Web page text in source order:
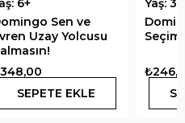
Sen ve
Uzay Yolcusu
SEPETE EKLE